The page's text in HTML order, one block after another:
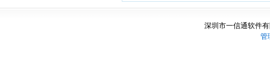
深圳市一信通软件
管